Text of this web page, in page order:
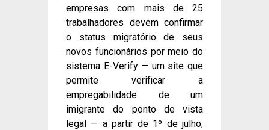
empresas com mais de 25
trabalhadores devem confirmar
o status migratório de seus
novos funcionários por meio do
sistema E-Verify — um site que
permite verificar a
empregabilidade de um
imigrante do ponto de vista
legal — a partir de 1º de julho,